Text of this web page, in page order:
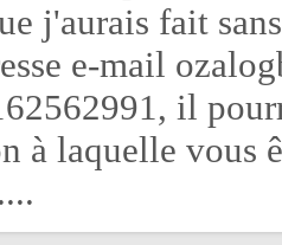
j'aurais fait
e-mail
il
à laquelle vous